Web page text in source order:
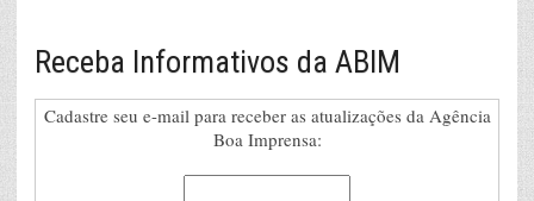
Receba Informativos da ABIM
Cadastre seu e-mail para receber as atualizações da Agência
Boa Imprensa: